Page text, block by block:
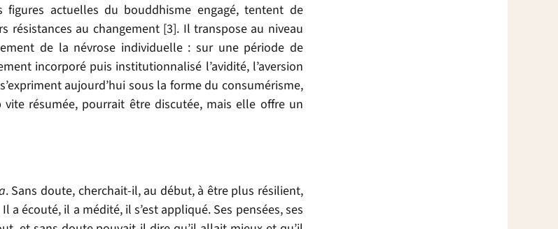
figures actuelles du bouddhisme engagé, tentent de
résistances au changement [3]. Il transpose au niveau
de la névrose individuelle : sur une période de
incorporé puis institutionnalisé l’avidité, l’aversion
aujourd’hui sous la forme du consumérisme,
résumée, pourrait être discutée, mais elle offre un
. Sans doute, cherchait-il, au début, à être plus résilient,
écouté, il a médité, il s’est appliqué. Ses pensées, ses